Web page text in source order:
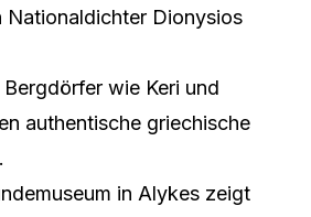
Nationaldichter Dionysios
wie Keri und
authentische griechische
in Alykes zeigt